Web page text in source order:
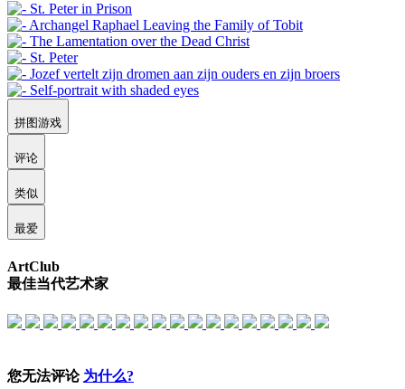
拼图游戏
评论
类似
最爱
ArtClub
最佳当代艺术家
您无法评论 为什么?